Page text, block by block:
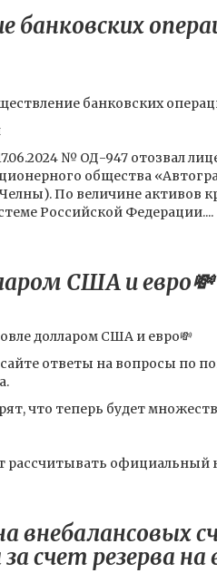
банковских
банковских
№ ОД-947 отозвал
общества
По величине активов
Российской Федерации....
США и евро💸
долларом США и евро💸
ответы на вопросы по
что теперь будет
рассчитывать официальный
внебалансовых
счет резерва